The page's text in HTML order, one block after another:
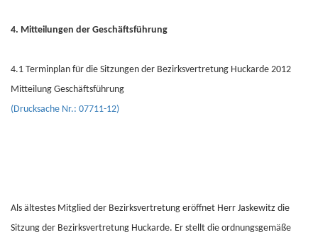
4. Mitteilungen der Geschäftsführung
4.1 Terminplan für die Sitzungen der Bezirksvertretung Huckarde 2012
Mitteilung Geschäftsführung
(Drucksache Nr.: 07711-12)
Als ältestes Mitglied der Bezirksvertretung eröffnet Herr Jaskewitz die
Sitzung der Bezirksvertretung Huckarde. Er stellt die ordnungsgemäße